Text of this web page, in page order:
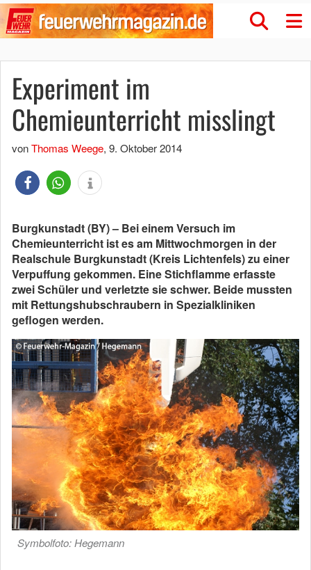
Experiment im
Chemieunterricht misslingt
vonThomas Weege, 9. Oktober 2014
Burgkunstadt (BY) – Bei einem Versuch im
Chemieunterricht ist es am Mittwochmorgen in der
Realschule Burgkunstadt (Kreis Lichtenfels) zu einer
Verpuffung gekommen. Eine Stichflamme erfasste
zwei Schüler und verletzte sie schwer. Beide mussten
mit Rettungshubschraubern in Spezialkliniken
geflogen werden.
Symbolfoto: Hegemann